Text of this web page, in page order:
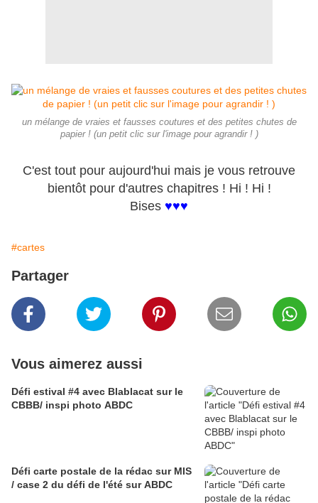
un mélange de vraies et fausses coutures et des petites chutes de
papier ! (un petit clic sur l'image pour agrandir ! )
C'est tout pour aujourd'hui mais je vous retrouve
bientôt pour d'autres chapitres ! Hi ! Hi !
Bises ♥♥♥
#cartes
Partager
Vous aimerez aussi
Défi estival #4 avec Blablacat sur le
CBBB/ inspi photo ABDC
Défi carte postale de la rédac sur MIS
/ case 2 du défi de l'été sur ABDC